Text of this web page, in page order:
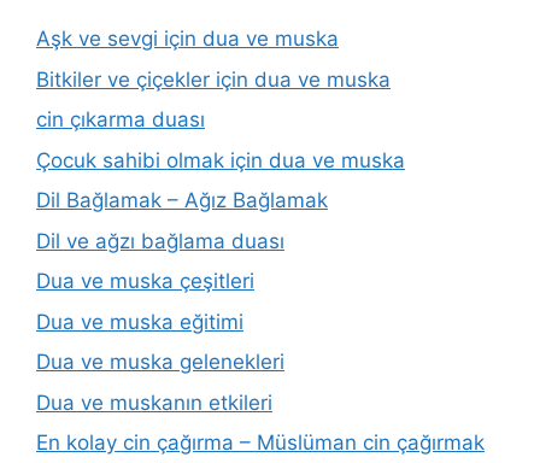
Aşk ve sevgi için dua ve muska
Bitkiler ve çiçekler için dua ve muska
cin çıkarma duası
Çocuk sahibi olmak için dua ve muska
Dil Bağlamak – Ağız Bağlamak
Dil ve ağzı bağlama duası
Dua ve muska çeşitleri
Dua ve muska eğitimi
Dua ve muska gelenekleri
Dua ve muskanın etkileri
En kolay cin çağırma – Müslüman cin çağırmak